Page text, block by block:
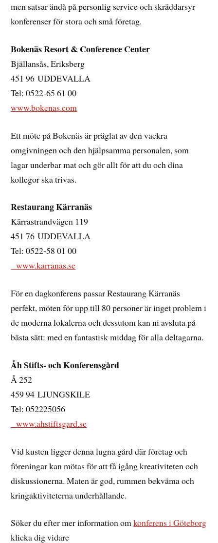
men satsar ändå på personlig service och skräddarsyr
konferenser för stora och små företag.
Bokenäs Resort & Conference Center
Bjällansås, Eriksberg
451 96 UDDEVALLA
Tel: 0522-65 61 00
www.bokenas.com
Ett möte på Bokenäs är präglat av den vackra
omgivningen och den hjälpsamma personalen, som
lagar underbar mat och gör allt för att du och dina
kollegor ska trivas.
Restaurang Kärranäs
Kärrastrandvägen 119
451 76 UDDEVALLA
Tel: 0522-58 01 00
www.karranas.se
För en dagkonferens passar Restaurang Kärranäs
perfekt, möten för upp till 80 personer är inget problem i
de moderna lokalerna och dessutom kan ni avsluta på
bästa sätt: med en fantastisk middag för alla deltagarna.
Åh Stifts- och Konferensgård
Å 252
459 94 LJUNGSKILE
Tel: 052225056
www.ahstiftsgard.se
Vid kusten ligger denna lugna gård där företag och
föreningar kan mötas för att få igång kreativiteten och
diskussionerna. Maten är god, rummen bekväma och
kringaktiviteterna underhållande.
Söker du efter mer information omkonferens i Göteborg
klicka dig vidare